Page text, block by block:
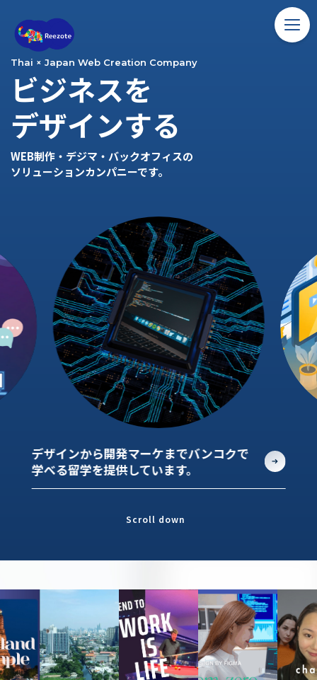
ホーム
ソリューション
バンコク留学
コラム
Thai × Japan Web Creation Company
ビジネスを
デザインする
WEB制作・デジマ・バックオフィスの
ソリューションカンパニーです。
デザインから開発マーケまでバンコクで
学べる留学を提供しています。
Scroll down